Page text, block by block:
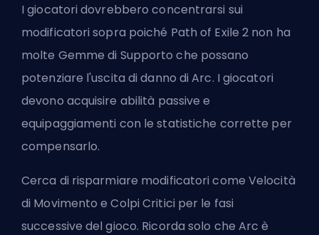
I giocatori dovrebbero concentrarsi sui
modificatori sopra poiché Path of Exile 2 non ha
molte Gemme di Supporto che possano
potenziare l'uscita di danno di Arc. I giocatori
devono acquisire abilità passive e
equipaggiamenti con le statistiche corrette per
compensarlo.
Cerca di risparmiare modificatori come Velocità
di Movimento e Colpi Critici per le fasi
successive del gioco. Ricorda solo che Arc è